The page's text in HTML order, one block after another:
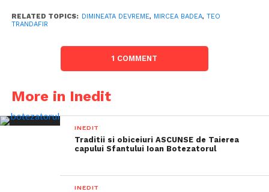
RELATED TOPICS: DIMINEATA DEVREME, MIRCEA BADEA, TEO
TRANDAFIR
1 COMMENT
More in Inedit
INEDIT
Traditii si obiceiuri ASCUNSE de Taierea
capului Sfantului Ioan Botezatorul
INEDIT